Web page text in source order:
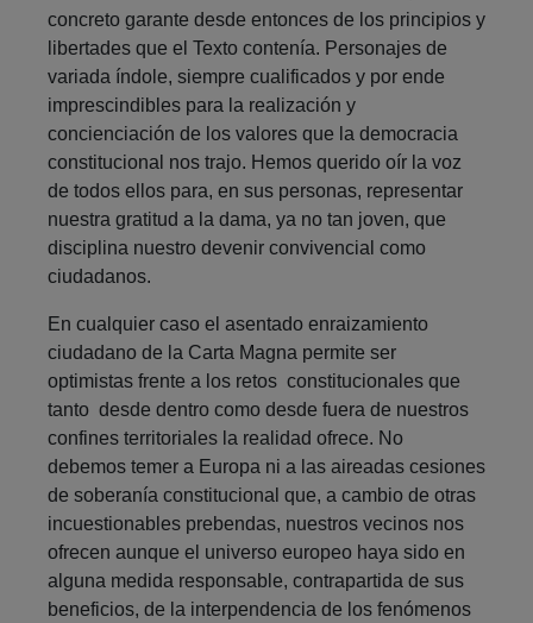
concreto garante desde entonces de los principios y
libertades que el Texto contenía. Personajes de
variada índole, siempre cualificados y por ende
imprescindibles para la realización y
concienciación de los valores que la democracia
constitucional nos trajo. Hemos querido oír la voz
de todos ellos para, en sus personas, representar
nuestra gratitud a la dama, ya no tan joven, que
disciplina nuestro devenir convivencial como
ciudadanos.
En cualquier caso el asentado enraizamiento
ciudadano de la Carta Magna permite ser
optimistas frente a los retos constitucionales que
tanto desde dentro como desde fuera de nuestros
confines territoriales la realidad ofrece. No
debemos temer a Europa ni a las aireadas cesiones
de soberanía constitucional que, a cambio de otras
incuestionables prebendas, nuestros vecinos nos
ofrecen aunque el universo europeo haya sido en
alguna medida responsable, contrapartida de sus
beneficios, de la interpendencia de los fenómenos